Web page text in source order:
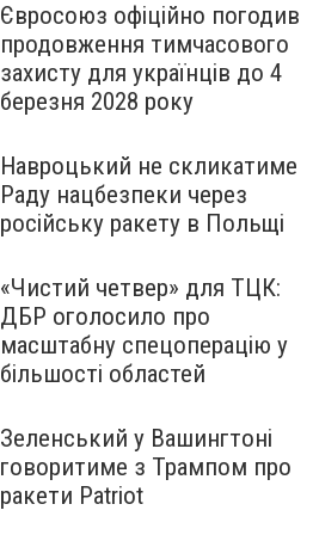
Євросоюз офіційно погодив
продовження тимчасового
захисту для українців до 4
березня 2028 року
Навроцький не скликатиме
Раду нацбезпеки через
російську ракету в Польщі
«Чистий четвер» для ТЦК:
ДБР оголосило про
масштабну спецоперацію у
більшості областей
Зеленський у Вашингтоні
говоритиме з Трампом про
ракети Patriot